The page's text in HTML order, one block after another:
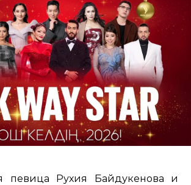
певица Рухия Байдукенова и